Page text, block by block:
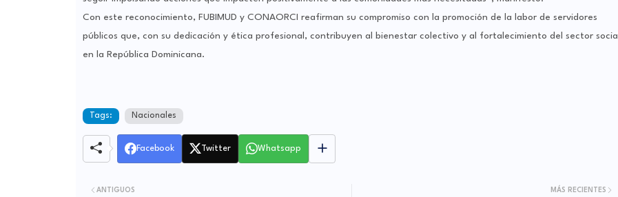
Con este reconocimiento, FUBIMUD y CONAORCI reafirman su compromiso con la promoción de la labor de servidores
públicos que, con su dedicación y ética profesional, contribuyen al bienestar colectivo y al fortalecimiento del sector social
en la República Dominicana.
Tags: Nacionales
Facebook Twitter Whatsapp
MÁS RECIENTES
ANTIGUOS